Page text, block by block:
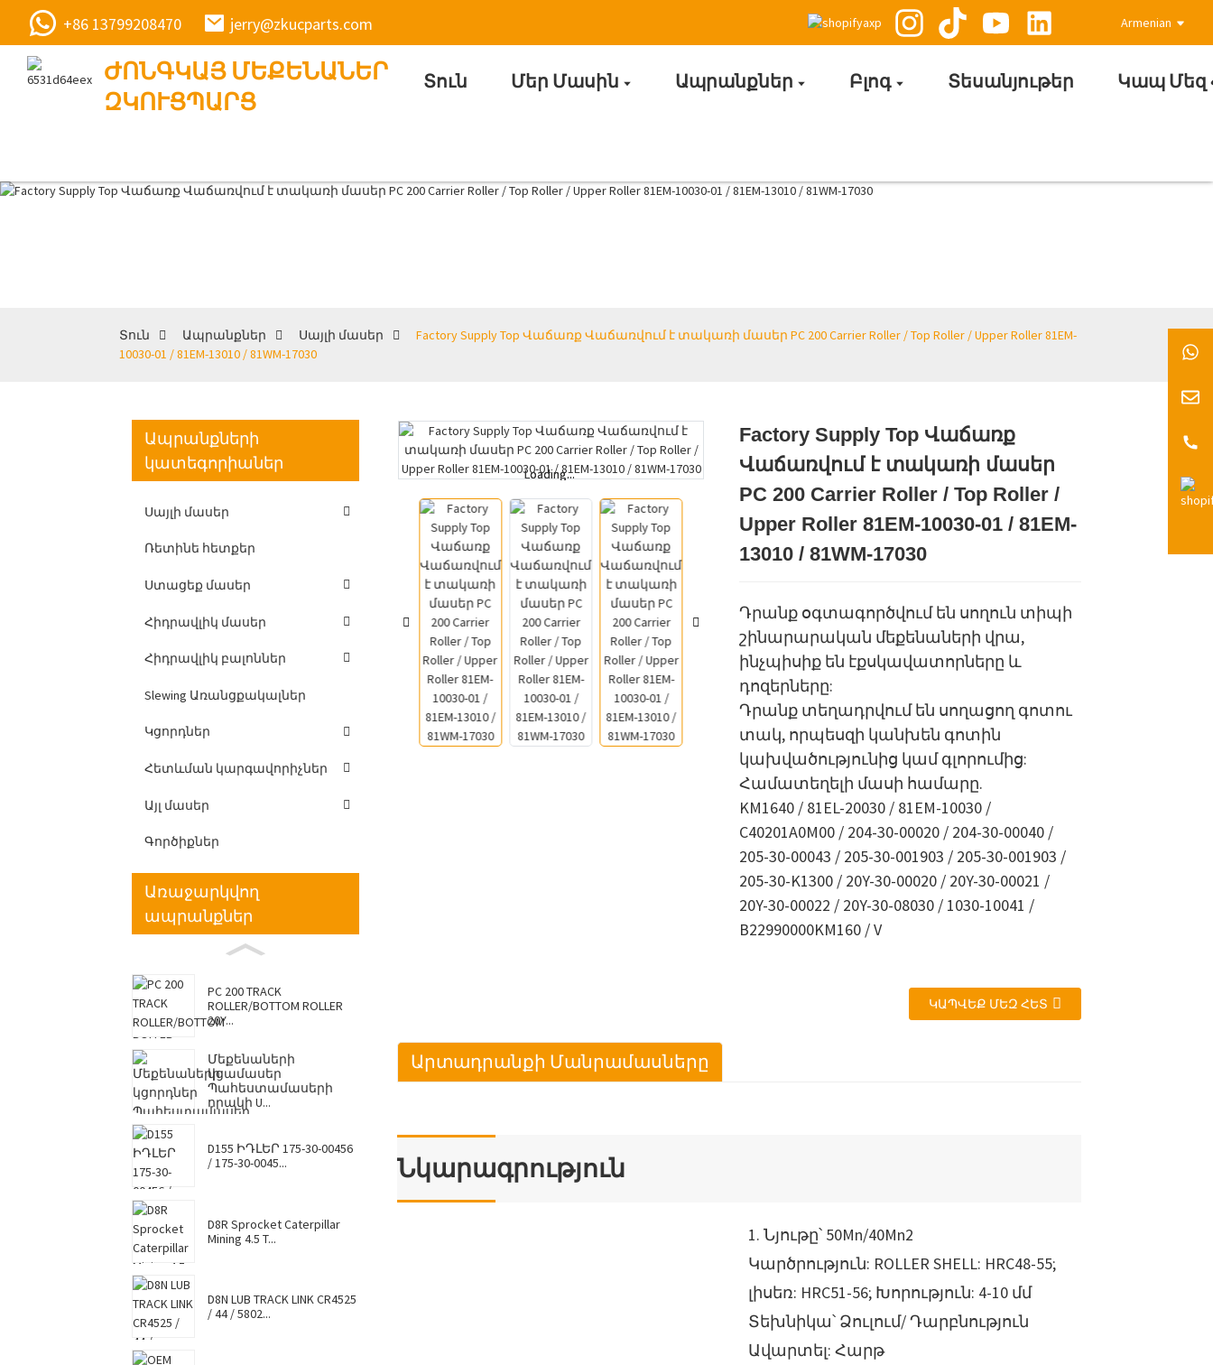
+86 13799208470 jerry@zkucparts.com Armenian
ԺՈՆԳԿԱՅ ՄԵՔԵՆԱՆԵՐ
ԶԿՈՒՑՊԱՐՑ
Տուն Մեր Մասին Ապրանքներ Բլոգ Տեսանյութեր Կապ Մեզ
Տուն Ապրանքներ Սայլի մասեր
Factory Supply Top Վաճառք Վաճառվում է տակառի մասեր PC 200 Carrier Roller / Top Roller / Upper Roller 81EM-
10030-01 / 81EM-13010 / 81WM-17030
Ապրանքների
կատեգորիաներ
Սայլի մասեր
Ռետինե հետքեր
Ստացեք մասեր
Հիդրավլիկ մասեր
Հիդրավլիկ բալոններ
Slewing Առանցքակալներ
Կցորդներ
Հետևման կարգավորիչներ
Այլ մասեր
Գործիքներ
Առաջարկվող
ապրանքներ
PC 200 TRACK
ROLLER/BOTTOM ROLLER
20Y...
Մեքենաների
կցամասեր
Պահեստամասերի
որակի U...
D155 ԻԴԼԵՐ 175-30-00456
/ 175-30-0045...
D8R Sprocket Caterpillar
Mining 4.5 T...
D8N LUB TRACK LINK CR4525
/ 44 / 5802...
Loading...
Loading... Loading...
Loading... Loading...
Loading... Loading...
Loading...
Factory Supply Top Վաճառք
Վաճառվում է տակառի մասեր
PC 200 Carrier Roller / Top Roller /
Upper Roller 81EM-10030-01 / 81EM-
13010 / 81WM-17030
Դրանք օգտագործվում են սողուն տիպի
շինարարական մեքենաների վրա,
ինչպիսիք են էքսկավատորները և
դոզերները:
Դրանք տեղադրվում են սողացող գոտու
տակ, որպեսզի կանխեն գոտին
կախվածությունից կամ գլորումից:
Համատեղելի մասի համարը.
KM1640 / 81EL-20030 / 81EM-10030 /
C40201A0M00 / 204-30-00020 / 204-30-00040 /
205-30-00043 / 205-30-001903 / 205-30-001903 /
205-30-K1300 / 20Y-30-00020 / 20Y-30-00021 /
20Y-30-00022 / 20Y-30-08030 / 1030-10041 /
B22990000KM160 / V
ԿԱՊՎԵՔ ՄԵԶ ՀԵՏ
Արտադրանքի Մանրամասները
Նկարագրություն
1. Նյութը՝ 50Mn/40Mn2
Կարծրություն: ROLLER SHELL: HRC48-55;
լիսեռ: HRC51-56; Խորություն: 4-10 մմ
Տեխնիկա՝ Ձուլում/ Դարբնություն
Ավարտել: Հարթ